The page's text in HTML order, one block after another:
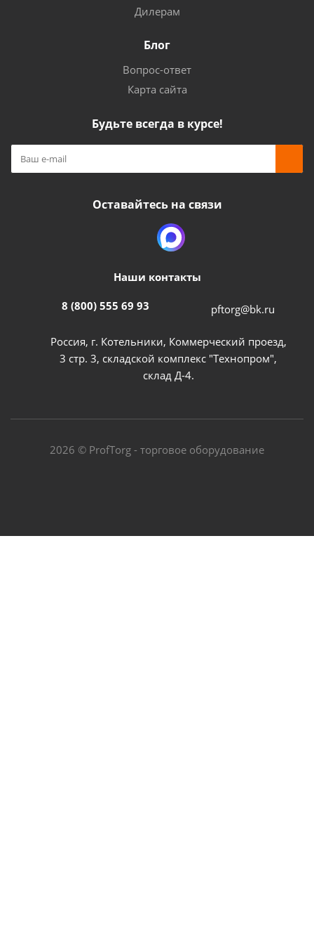
Дилерам
Блог
Вопрос-ответ
Карта сайта
Будьте всегда в курсе!
Оставайтесь на связи
Наши контакты
8 (800) 555 69 93 pftorg@bk.ru
Россия, г. Котельники, Коммерческий проезд,
3 стр. 3, складской комплекс "Технопром",
склад Д-4.
2026 © ProfTorg - торговое оборудование